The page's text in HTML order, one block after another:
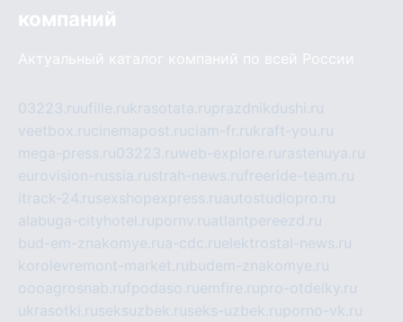
компаний
Актуальный каталог компаний по всей России
03223.ruufille.rukrasotata.ruprazdnikdushi.ru
veetbox.rucinemapost.ruciam-fr.rukraft-you.ru
mega-press.ru03223.ruweb-explore.ru rastenuya.ru
eurovision-russia.rustrah-news.rufreeride-team.ru
itrack-24.rusexshopexpress.ruautostudiopro.ru
alabuga-cityhotel.rupornv.ruatlantpereezd.ru
bud-em-znakomye.rua-cdc.ruelektrostal-news.ru
korolevremont-market.rubudem-znakomye.ru
oooagrosnab.rufpodaso.ruemfire.rupro-otdelky.ru
ukrasotki.ruseksuzbek.ruseks-uzbek.ruporno-vk.ru